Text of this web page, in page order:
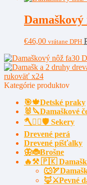
€46,00 vrátane DPH
rukoväť x24
Kategórie produktov
🎯🍁Detské praky
🐰🔪Damaškové
🪓🧔‍♂️🛡️ Sekery
Drevené perá
Drevené píšťalky
🦋🐞Brošne
🔥⚒️ 🇵🇰
🦊⚔️Pevné